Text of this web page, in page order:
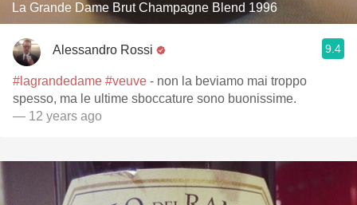
La Grande Dame Brut Champagne Blend 1996
Alessandro Rossi 9.4
#lagrandedame #veuve - non la beviamo mai troppo
spesso, ma le ultime sboccature sono buonissime.
— 12 years ago